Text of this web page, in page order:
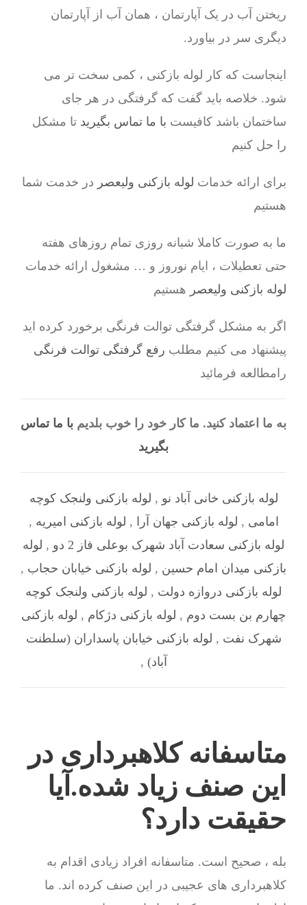
ریختن آب در یک آپارتمان ، همان آب از آپارتمان
دیگری سر در بیاورد.
اینجاست که کار لوله بازکنی ، کمی سخت تر می
شود. خلاصه باید گفت که گرفتگی در هر جای
ساختمان باشد کافیست با ما تماس بگیرید تا مشکل
را حل کنیم
برای ارائه خدمات لوله بازکنی ولیعصر در خدمت شما
هستیم
ما به صورت کاملا شبانه روزی تمام روزهای هفته
حتی تعطیلات ، ایام نوروز و … مشغول ارائه خدمات
لوله بازکنی ولیعصر هستیم
اگر به مشکل گرفتگی توالت فرنگی برخورد کرده اید
پیشنهاد می کنیم مطلب رفع گرفتگی توالت فرنگی
رامطالعه فرمائید
به ما اعتماد کنید. ما کار خود را خوب بلدیم با ما تماس
بگیرید
لوله بازکنی خانی آباد نو , لوله بازکنی ولنجک کوچه
امامی , لوله بازکنی جهان آرا , لوله بازکنی امیریه ,
لوله بازکنی سعادت آباد شهرک بوعلی فاز 2 دو
, لوله
بازکنی میدان امام حسین , لوله بازکنی خیابان حجاب ,
لوله بازکنی دروازه دولت , لوله بازکنی ولنجک کوچه
چهارم بن بست دوم , لوله بازکنی دژکام , لوله بازکنی
شهرک نفت , لوله بازکنی خیابان پاسداران (سلطنت
آباد) ,
متاسفانه کلاهبرداری در
این صنف زیاد شده.آیا
حقیقت دارد؟
بله ، صحیح است. متاسفانه افراد زیادی اقدام به
کلاهبرداری های عجیبی در این صنف کرده اند. ما